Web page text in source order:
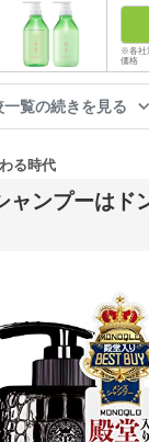
※各社
価格
一覧の続きを見る
ャンプーはド
る時代